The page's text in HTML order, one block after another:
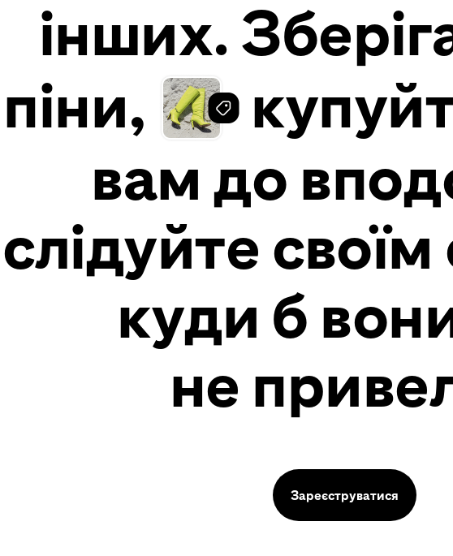
інших.
піни,
вам до
слідуйте
куди б
не
Зареєструватися